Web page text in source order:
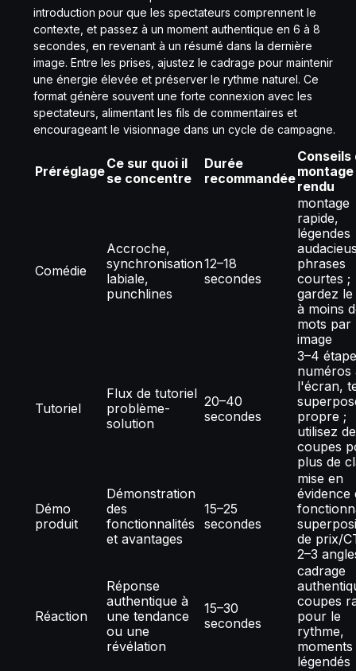
introduction pour que les spectateurs comprennent le
contexte, et passez à un moment authentique en 6 à 8
secondes, en revenant à un résumé dans la dernière
image. Entre les prises, ajustez le cadrage pour maintenir
une énergie élevée et préserver le rythme naturel. Ce
format génère souvent une forte connexion avec les
spectateurs, alimentant les fils de commentaires et
encourageant le visionnage dans un cycle de campagne.
PréréglageCe sur quoi il
se concentre
Durée
recommandée
Conseils
rendu
Comédie
Accroche,
synchronisation
labiale,
punchlines
12–18
secondes
montage
rapide,
légendes
phrases
courtes ;
gardez
à moins
mots par
image
Tutoriel
Flux de tutoriel
problème-
solution
20–40
secondes
3–4
numéros
l'écran,
propre ;
utilisez
coupes
plus de
Démo
produit
Démonstration
des
fonctionnalités
et avantages
15–25
secondes
mise en
évidence
de prix/
2–3
Réaction
Réponse
authentique à
une tendance
ou une
révélation
15–30
secondes
cadrage
coupes
pour le
rythme,
légendés